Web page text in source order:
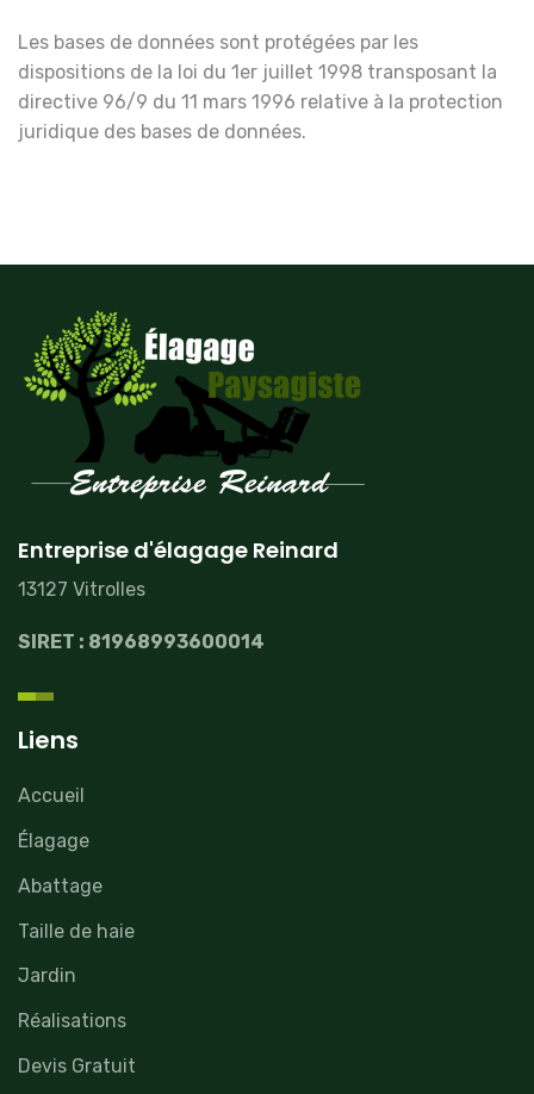
Les bases de données sont protégées par les
dispositions de la loi du 1er juillet 1998 transposant la
directive 96/9 du 11 mars 1996 relative à la protection
juridique des bases de données.
Entreprise d'élagage Reinard
13127 Vitrolles
SIRET : 81968993600014
Liens
Accueil
Élagage
Abattage
Taille de haie
Jardin
Réalisations
Devis Gratuit